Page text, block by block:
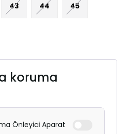
43 44 45
koruma
Önleyici Aparat